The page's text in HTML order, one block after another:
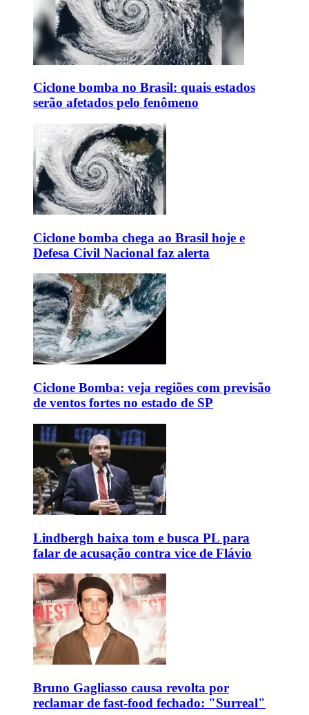
Ciclone bomba no Brasil: quais estados
serão afetados pelo fenômeno
Ciclone bomba chega ao Brasil hoje e
Defesa Civil Nacional faz alerta
Ciclone Bomba: veja regiões com previsão
de ventos fortes no estado de SP
Lindbergh baixa tom e busca PL para
falar de acusação contra vice de Flávio
Bruno Gagliasso causa revolta por
reclamar de fast-food fechado: "Surreal"